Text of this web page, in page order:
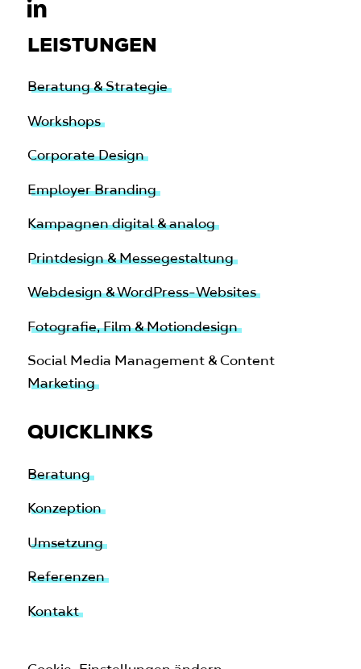
LEISTUNGEN
Beratung & Strategie
Workshops
Corporate Design
Employer Branding
Kampagnen digital & analog
Printdesign & Messegestaltung
Webdesign & WordPress-Websites
Fotografie, Film & Motiondesign
Social Media Management & Content
Marketing
QUICKLINKS
Beratung
Konzeption
Umsetzung
Referenzen
Kontakt